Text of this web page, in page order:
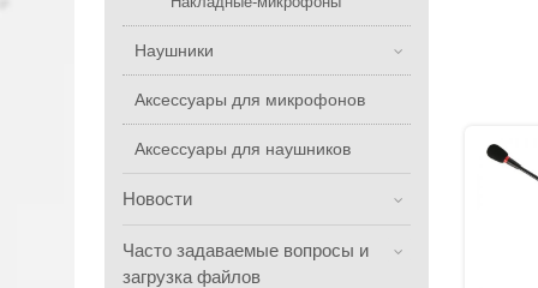
Наушники
Аксессуары для микрофонов
Аксессуары для наушников
Новости
Часто задаваемые вопросы и
загрузка файлов